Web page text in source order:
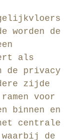
worden de
als
de privacy
zijde
voor
binnen en
centrale
de